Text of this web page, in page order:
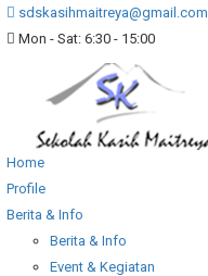
sdskasihmaitreya@gmail.com
Mon - Sat: 6:30 - 15:00
Home
Profile
Berita & Info
Berita & Info
Event & Kegiatan